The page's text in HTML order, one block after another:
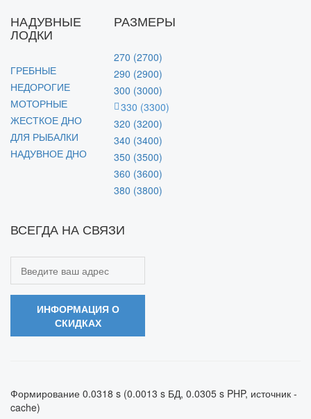
НАДУВНЫЕ
ЛОДКИ
ГРЕБНЫЕ
НЕДОРОГИЕ
МОТОРНЫЕ
ЖЕСТКОЕ ДНО
ДЛЯ РЫБАЛКИ
НАДУВНОЕ ДНО
РАЗМЕРЫ
270 (2700)
290 (2900)
300 (3000)
330 (3300)
320 (3200)
340 (3400)
350 (3500)
360 (3600)
380 (3800)
ВСЕГДА НА СВЯЗИ
ИНФОРМАЦИЯ О
СКИДКАХ
Формирование 0.0318 s (0.0013 s БД, 0.0305 s PHP, источник -
cache)